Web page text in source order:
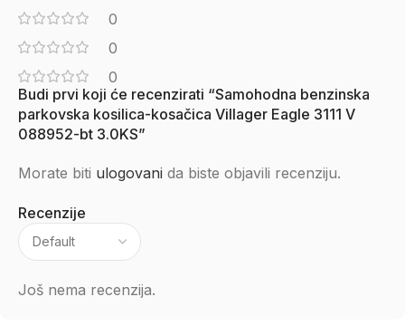
0
0
0
Recenzije
Još nema recenzija.
Budi prvi koji će recenzirati “Samohodna benzinska
parkovska kosilica-kosačica Villager Eagle 3111 V
088952-bt 3.0KS”
Morate biti ulogovani da biste objavili recenziju.